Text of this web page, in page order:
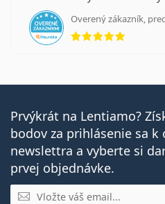
Overený zákazník,
Prvýkrát na Lentiamo?
bodov za prihlásenie sa k
newslettra a vyberte si
prvej objednávke.
E-mail